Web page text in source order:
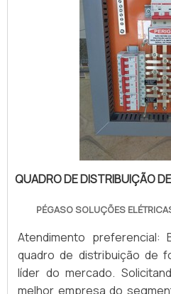
QUADRO DE DISTRIBUIÇÃO
PÉGASO SOLUÇÕES
Atendimento preferencial:
quadro de distribuição de
líder do mercado.
melhor empresa do